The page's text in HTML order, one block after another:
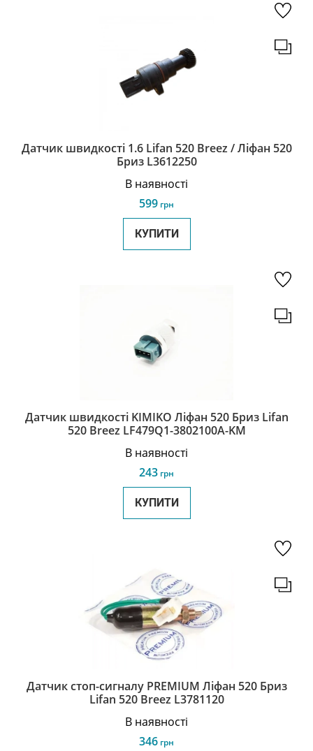
Датчик швидкості 1.6 Lifan 520 Breez / Ліфан 520
Бриз L3612250
В наявності
599 грн
КУПИТИ
Датчик швидкості KIMIKO Ліфан 520 Бриз Lifan
520 Breez LF479Q1-3802100A-KM
В наявності
243 грн
КУПИТИ
Датчик стоп-сигналу PREMIUM Ліфан 520 Бриз
Lifan 520 Breez L3781120
В наявності
346 грн